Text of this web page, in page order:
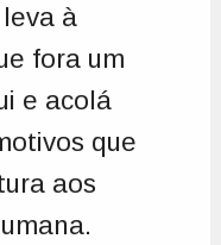
à
fora um
e acolá
que
aos